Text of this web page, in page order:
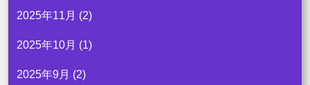
2025年11月 (2)
2025年10月 (1)
2025年9月 (2)